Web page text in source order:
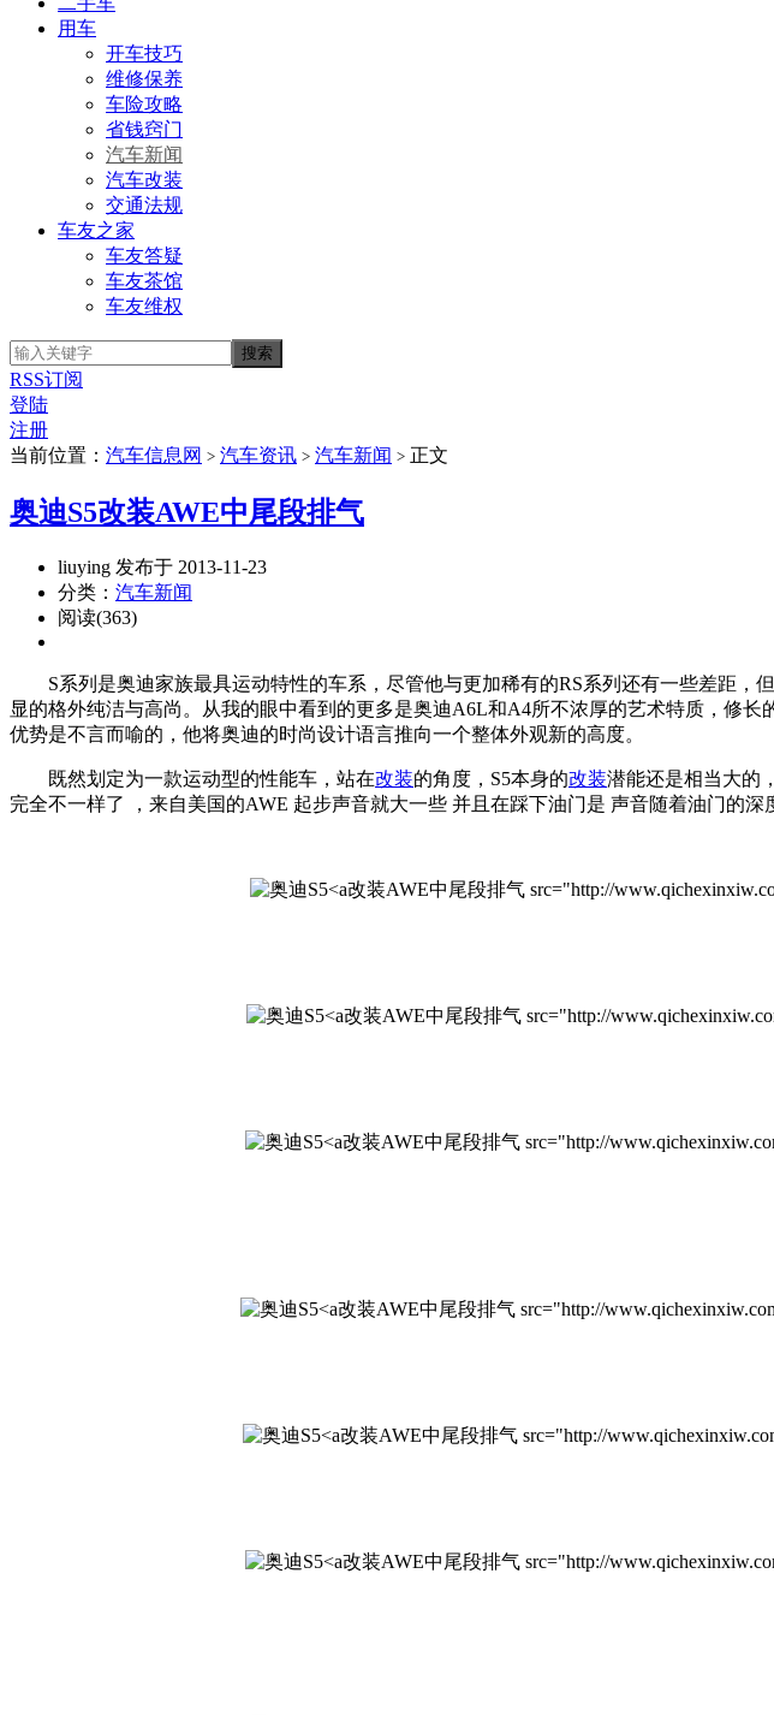
用车
开车技巧
维修保养
车险攻略
省钱窍门
汽车新闻
汽车改装
交通法规
车友之家
车友答疑
车友茶馆
车友维权
RSS订阅
登陆
注册
当前位置： 汽车信息网 > 汽车资讯 > 汽车新闻 > 正文
奥迪S5改装AWE中尾段排气
liuying 发布于 2013-11-23
分类： 汽车新闻
阅读(363)
S系列是奥迪家族最具运动特性的车系，尽管他与更加稀有的RS系列还有一些差距，
显的格外纯洁与高尚。从我的眼中看到的更多是奥迪A6L和A4所不浓厚的艺术特质，修
优势是不言而喻的，他将奥迪的时尚设计语言推向一个整体外观新的高度。
既然划定为一款运动型的性能车，站在改装的角度，S5本身的改装潜能还是相当大的
完全不一样了 ，来自美国的AWE 起步声音就大一些 并且在踩下油门是 声音随着油门的
改装AWE中尾段排气 src="http://
改装AWE中尾段排气 src="http://
改装AWE中尾段排气 src="http://
改装AWE中尾段排气 src="http://
改装AWE中尾段排气 src="http://
改装AWE中尾段排气 src="http://